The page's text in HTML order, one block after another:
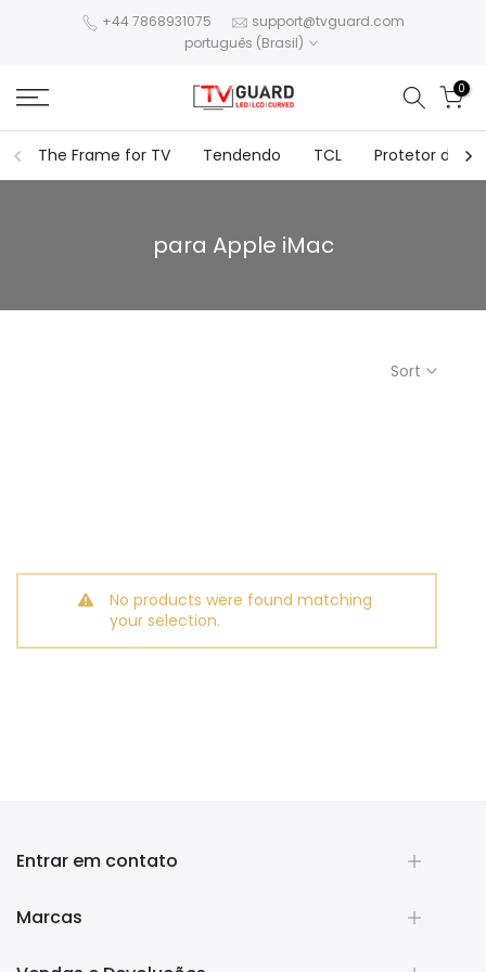
conteúdo
+44 7868931075
support@tvguard.com
português (Brasil)
0
The Frame for TV Tendendo TCL Protetor de
para Apple iMac
Sort
No products were found matching
your selection.
Entrar em contato
Marcas